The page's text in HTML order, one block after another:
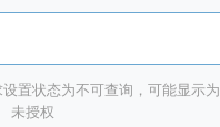
置状态为不可查询，可能显示为
未授权